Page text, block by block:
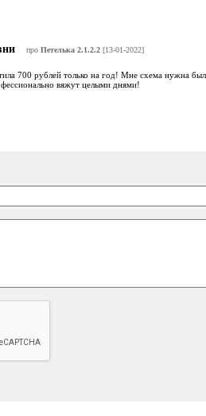
про Петелька 2.1.2.2[13-01-2022]
700 рублей только на год! Мне схема нужна
вяжут целыми днями!